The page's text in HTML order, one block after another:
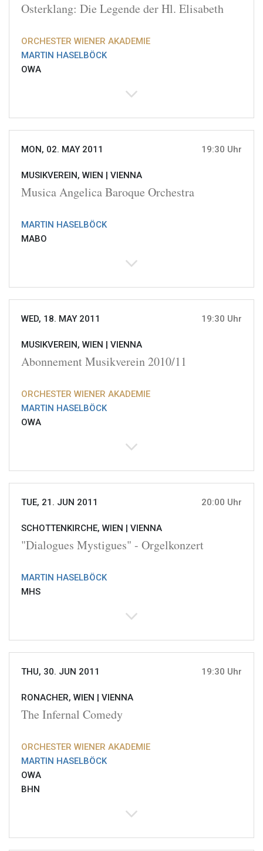
Osterklang: Die Legende der Hl. Elisabeth
ORCHESTER WIENER AKADEMIE
MARTIN HASELBÖCK
OWA
MON, 02. MAY 2011 19:30 Uhr
MUSIKVEREIN, WIEN | VIENNA
Musica Angelica Baroque Orchestra
MARTIN HASELBÖCK
MABO
WED, 18. MAY 2011 19:30 Uhr
MUSIKVEREIN, WIEN | VIENNA
Abonnement Musikverein 2010/11
ORCHESTER WIENER AKADEMIE
MARTIN HASELBÖCK
OWA
TUE, 21. JUN 2011 20:00 Uhr
SCHOTTENKIRCHE, WIEN | VIENNA
"Dialogues Mystigues" - Orgelkonzert
MARTIN HASELBÖCK
MHS
THU, 30. JUN 2011 19:30 Uhr
RONACHER, WIEN | VIENNA
The Infernal Comedy
ORCHESTER WIENER AKADEMIE
MARTIN HASELBÖCK
OWA
BHN